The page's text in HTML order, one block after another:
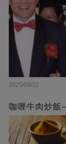
2025/09/22
咖喱牛肉炒